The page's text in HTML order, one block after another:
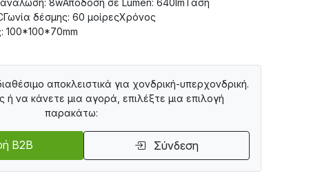
δέσμης: 60 μοίρεςΧρόνος
100*100*70mm
αποκλειστικά για χονδρική-υπερχονδρική.
ή να κάνετε μια αγορά, επιλέξτε μια επιλογή
παρακάτω:
B2B Σύνδεση